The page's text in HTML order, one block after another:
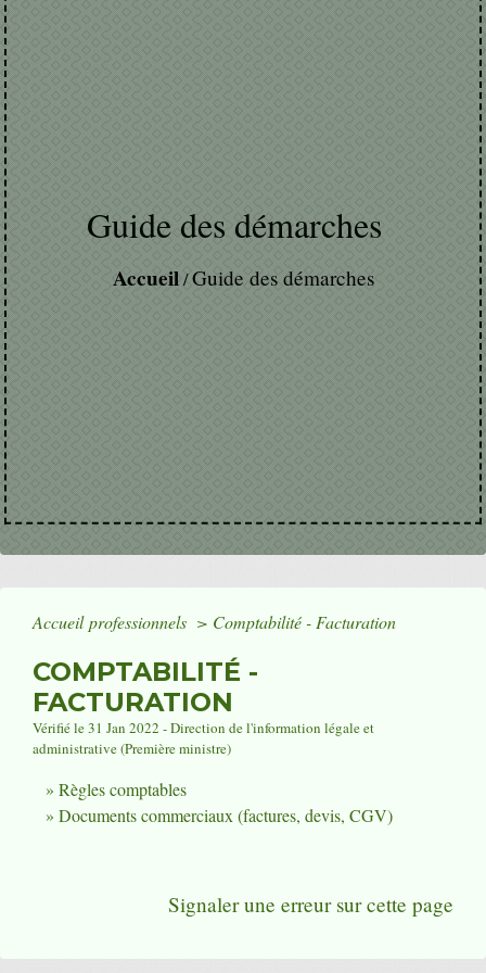
Guide des démarches
Accueil /Guide des démarches
Accueil professionnels > Comptabilité - Facturation
COMPTABILITÉ -
FACTURATION
Vérifié le 31 Jan 2022 - Direction de l'information légale et
administrative (Première ministre)
Règles comptables
Documents commerciaux (factures, devis, CGV)
Signaler une erreur sur cette page